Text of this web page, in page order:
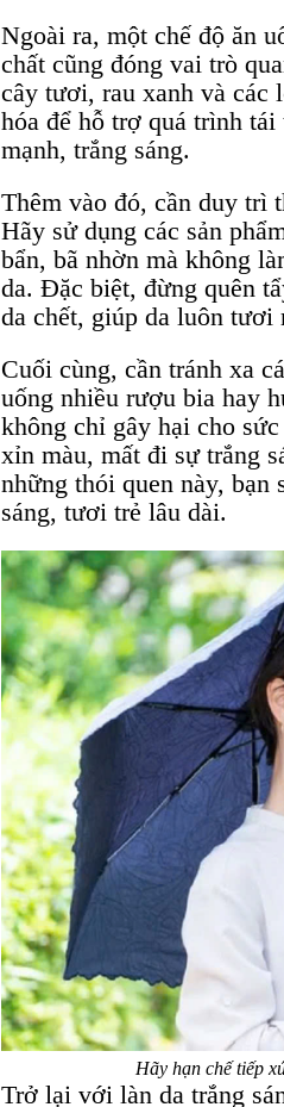
Ngoài ra, một chế độ ăn
chất cũng đóng vai trò
cây tươi, rau xanh và các
hóa để hỗ trợ quá trình
mạnh, trắng sáng.
Thêm vào đó, cần duy trì
Hãy sử dụng các sản
bẩn, bã nhờn mà không
da. Đặc biệt, đừng quên
da chết, giúp da luôn tươi
Cuối cùng, cần tránh xa
uống nhiều rượu bia hay
không chỉ gây hại cho
xỉn màu, mất đi sự trắng
những thói quen này,
sáng, tươi trẻ lâu dài.
Hãy hạn chế tiếp
Trở lại với làn da trắng